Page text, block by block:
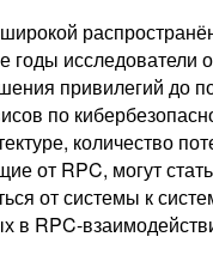
годы
привилегий до
по
количество
от RPC, могут
от системы к
в RPC-